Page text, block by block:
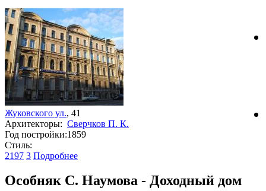
Жуковского ул., 41
Архитекторы: Сверчков П. К.
Год постройки:1859
Стиль:
2197 3 Подробнее
Особняк С. Наумова - Доходный дом